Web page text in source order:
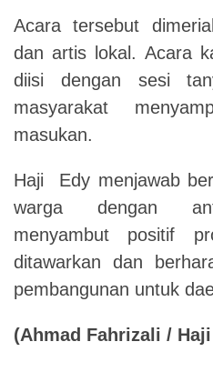
Acara tersebut
dan artis lokal. Acara
diisi dengan sesi
masyarakat
masukan.
Haji Edy menjawab
warga dengan
menyambut positif
ditawarkan dan
pembangunan untuk
(Ahmad Fahrizali /